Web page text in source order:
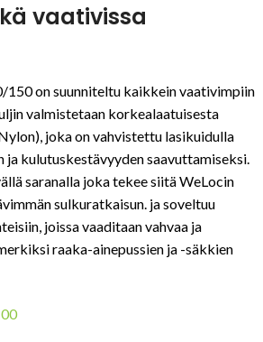
vaativissa
150 on suunniteltu kaikkein vaativimpiin
valmistetaan korkealaatuisesta
joka on vahvistettu lasikuidulla
ja kulutuskestävyyden saavuttamiseksi.
saranalla joka tekee siitä WeLocin
sulkuratkaisun. ja soveltuu
joissa vaaditaan vahvaa ja
raaka-ainepussien ja -säkkien